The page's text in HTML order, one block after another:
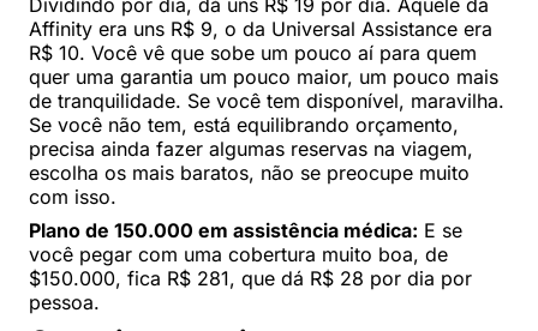
Affinity era uns R$ 9, o da Universal Assistance era
R$ 10. Você vê que sobe um pouco aí para quem
quer uma garantia um pouco maior, um pouco mais
de tranquilidade. Se você tem disponível, maravilha.
Se você não tem, está equilibrando orçamento,
precisa ainda fazer algumas reservas na viagem,
escolha os mais baratos, não se preocupe muito
com isso.
Plano de 150.000 em assistência médica: E se
você pegar com uma cobertura muito boa, de
$150.000, fica R$ 281, que dá R$ 28 por dia por
pessoa.